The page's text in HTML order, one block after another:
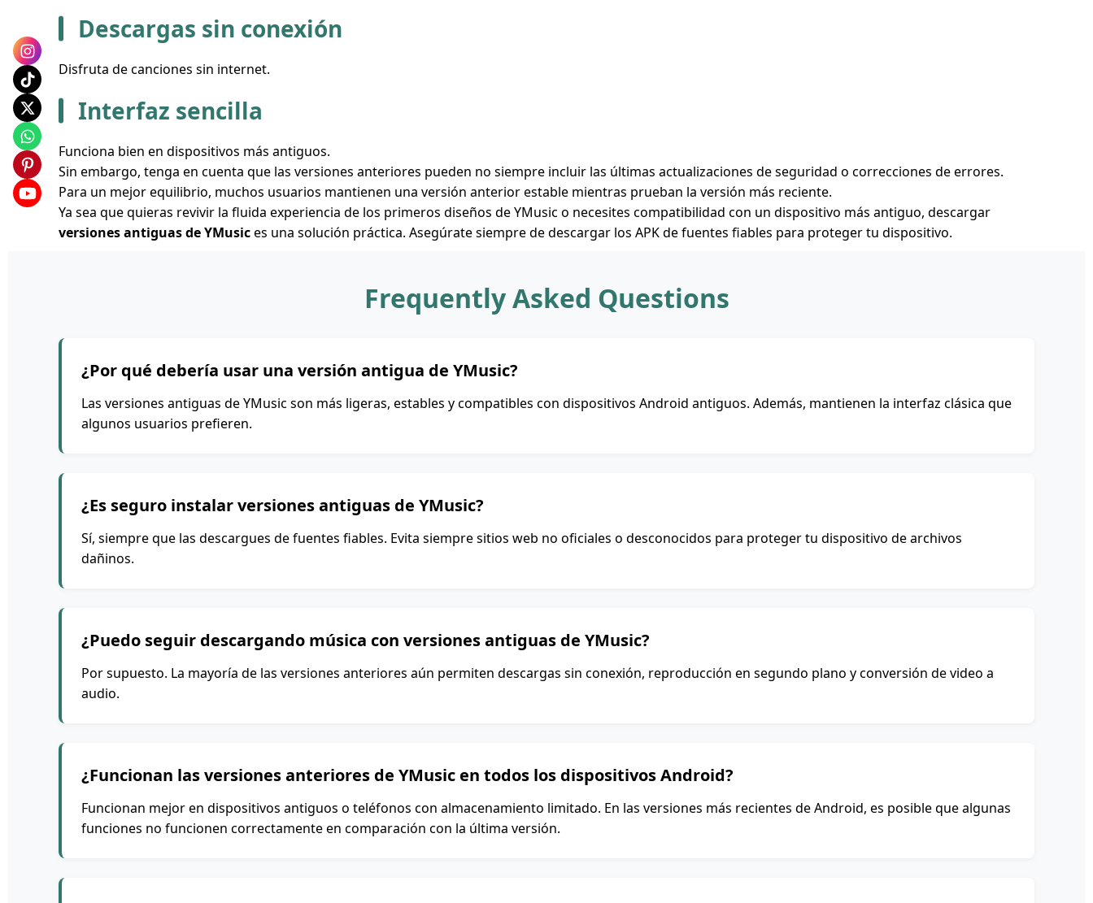
Descargas sin conexión
Disfruta de canciones sin internet.
Interfaz sencilla
Funciona bien en dispositivos más antiguos.
Sin embargo, tenga en cuenta que las versiones anteriores pueden no siempre incluir las últimas actualizaciones de seguridad o correcciones de errores.
Para un mejor equilibrio, muchos usuarios mantienen una versión anterior estable mientras prueban la versión más reciente.
Ya sea que quieras revivir la fluida experiencia de los primeros diseños de YMusic o necesites compatibilidad con un dispositivo más antiguo, descargar
versiones antiguas de YMusices una solución práctica. Asegúrate siempre de descargar los APK de fuentes fiables para proteger tu dispositivo.
Frequently Asked Questions
¿Por qué debería usar una versión antigua de YMusic?
Las versiones antiguas de YMusic son más ligeras, estables y compatibles con dispositivos Android antiguos. Además, mantienen la interfaz clásica que
algunos usuarios prefieren.
¿Es seguro instalar versiones antiguas de YMusic?
Sí, siempre que las descargues de fuentes fiables. Evita siempre sitios web no oficiales o desconocidos para proteger tu dispositivo de archivos
dañinos.
¿Puedo seguir descargando música con versiones antiguas de YMusic?
Por supuesto. La mayoría de las versiones anteriores aún permiten descargas sin conexión, reproducción en segundo plano y conversión de video a
audio.
¿Funcionan las versiones anteriores de YMusic en todos los dispositivos Android?
Funcionan mejor en dispositivos antiguos o teléfonos con almacenamiento limitado. En las versiones más recientes de Android, es posible que algunas
funciones no funcionen correctamente en comparación con la última versión.